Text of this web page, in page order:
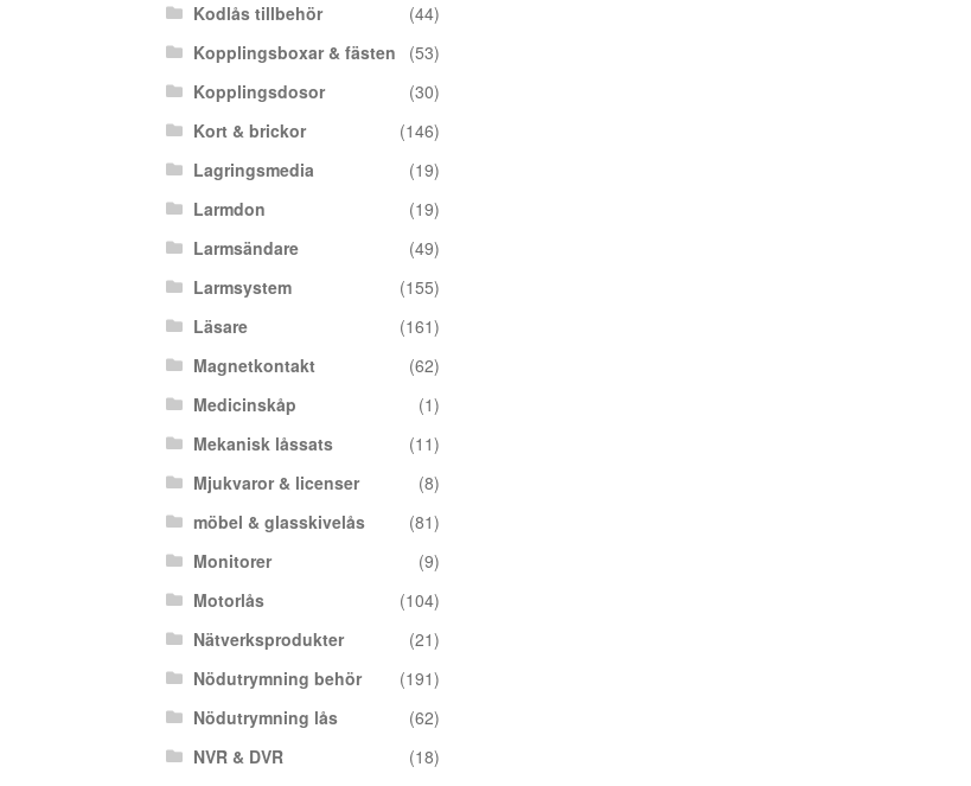
Kodlås tillbehör
(44)
Kopplingsboxar & fästen
(53)
Kopplingsdosor
(30)
Kort & brickor
(146)
Lagringsmedia
(19)
Larmdon
(19)
Larmsändare
(49)
Larmsystem
(155)
Läsare
(161)
Magnetkontakt
(62)
Medicinskåp
(1)
Mekanisk låssats
(11)
Mjukvaror & licenser
(8)
möbel & glasskivelås
(81)
Monitorer
(9)
Motorlås
(104)
Nätverksprodukter
(21)
Nödutrymning behör
(191)
Nödutrymning lås
(62)
NVR & DVR
(18)